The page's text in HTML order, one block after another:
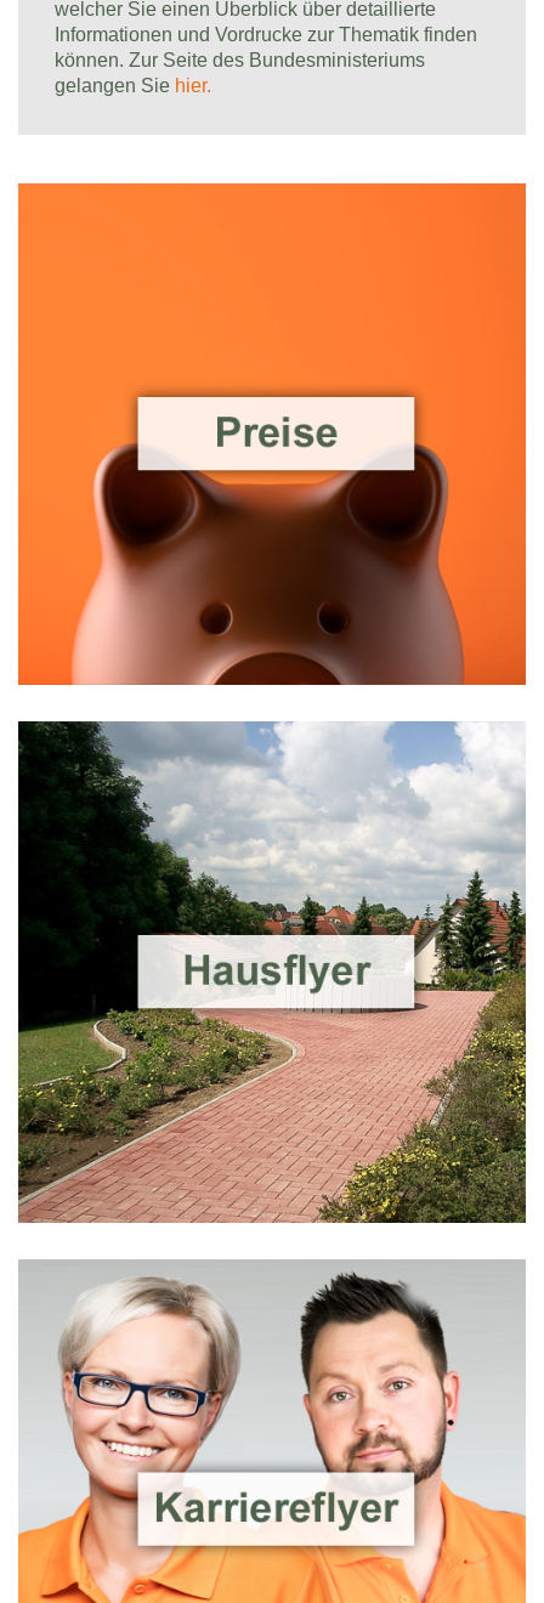
welcher Sie einen Überblick über detaillierte
Informationen und Vordrucke zur Thematik finden
können. Zur Seite des Bundesministeriums
gelangen Sie hier.